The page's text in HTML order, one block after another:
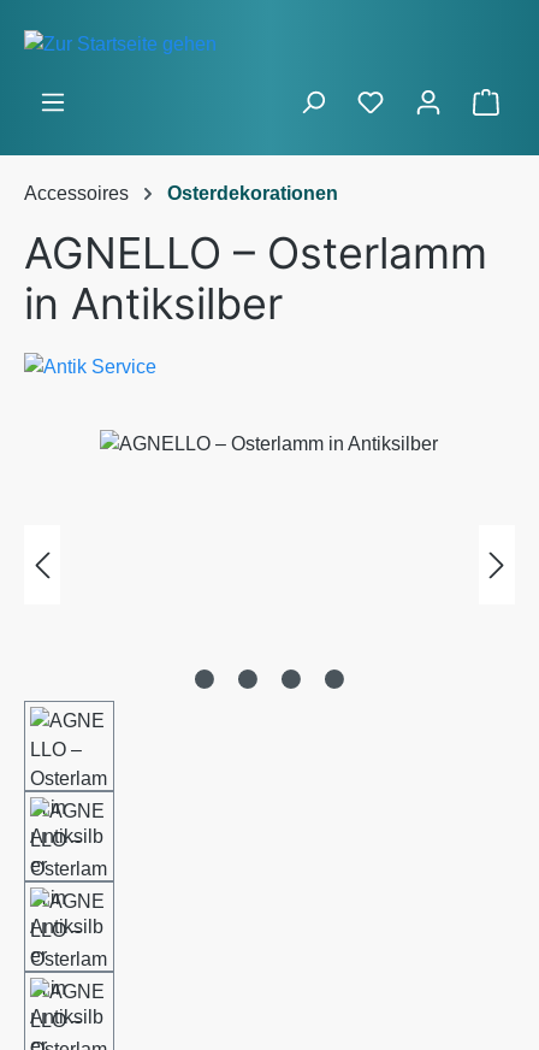
Zum Hauptinhalt springen
Accessoires Osterdekorationen
AGNELLO – Osterlamm
in Antiksilber
Bildergalerie überspringen